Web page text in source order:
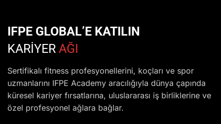
IFPE GLOBAL’E KATILIN
KARİYER AĞI
Sertifikalı fitness profesyonellerini, koçları ve spor
uzmanlarını IFPE Academy aracılığıyla dünya çapında
küresel kariyer fırsatlarına, uluslararası iş birliklerine ve
özel profesyonel ağlara bağlar.